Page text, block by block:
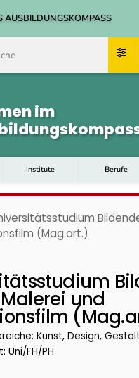
AUSBILDUNGSKOMPASS
im
Institute Berufe
(Mag.art.)
und
Kunst, Design,
Uni/FH/PH